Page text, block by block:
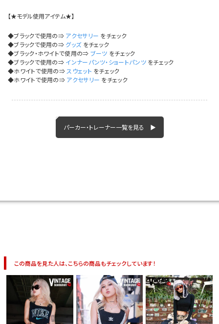
今活
【★モデル使用アイテム★】
◆ブラックで使用の⇒ アクセサリー をチェック
◆ブラックで使用の⇒ グッズをチェック
◆ブラック・ホワイトで使用の⇒ ブーツ をチェック
◆ブラックで使用の⇒ インナーパンツ・ショートパンツをチェック
◆ホワイトで使用の⇒ スウェット をチェック
◆ホワイトで使用の⇒ アクセサリー をチェック
パーカー・トレーナー一覧を見る ▶
この商品を見た人は、こちらの商品もチェックしています！